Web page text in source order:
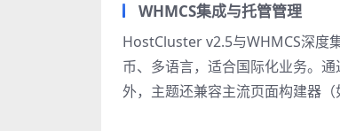
WHMCS集成与托管管理
HostCluster v2.5与WHMCS深度
币、多语言，适合国际化业务。
外，主题还兼容主流页面构建器